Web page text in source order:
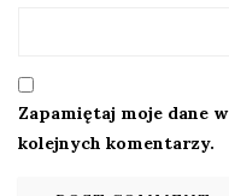
Zapamiętaj moje dane
kolejnych komentarzy.